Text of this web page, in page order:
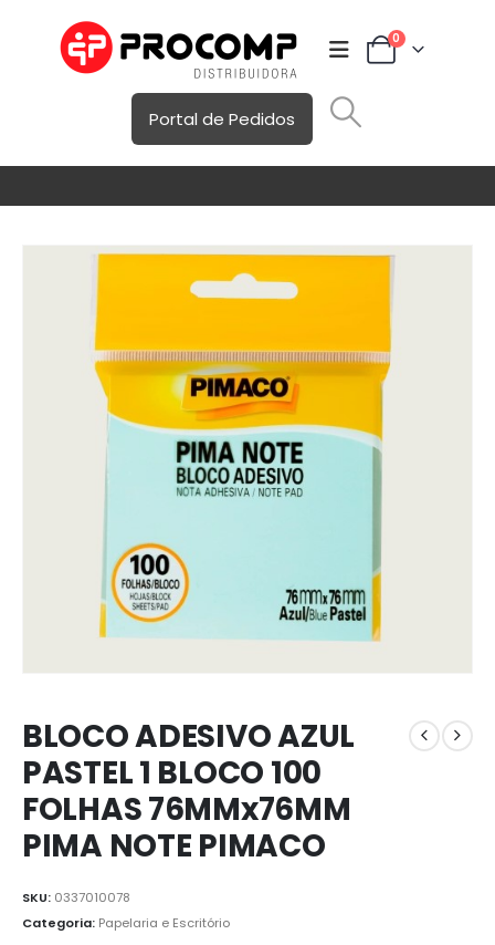
0
Portal de Pedidos
BLOCO ADESIVO AZUL
PASTEL 1 BLOCO 100
FOLHAS 76MMx76MM
PIMA NOTE PIMACO
SKU: 0337010078
Categoria: Papelaria e Escritório